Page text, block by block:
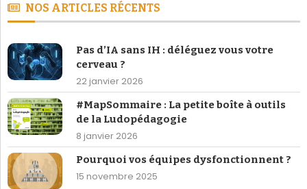
NOS ARTICLES RÉCENTS
Pas d’IA sans IH : déléguez vous votre
cerveau ?
22 janvier 2026
#MapSommaire : La petite boîte à outils
de la Ludopédagogie
8 janvier 2026
Pourquoi vos équipes dysfonctionnent ?
15 novembre 2025